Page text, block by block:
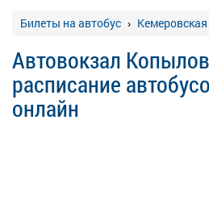
Билеты на автобус
Автовокзал
расписание
онлайн